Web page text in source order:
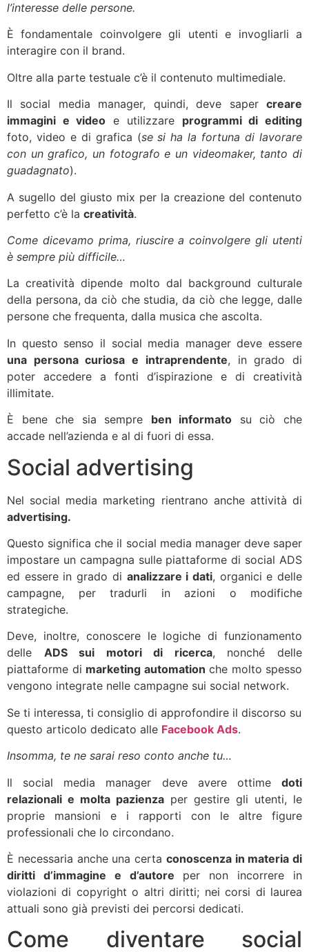
l’interesse delle persone.
È fondamentale coinvolgere gli utenti e invogliarli a
interagire con il brand.
Oltre alla parte testuale c’è il contenuto multimediale.
Il social media manager, quindi, deve saper creare
immagini e video e utilizzare programmi di editing
foto, video e di grafica (se si ha la fortuna di lavorare
con un grafico, un fotografo e un videomaker, tanto di
guadagnato).
A sugello del giusto mix per la creazione del contenuto
perfetto c’è la creatività.
Come dicevamo prima, riuscire a coinvolgere gli utenti
è sempre più difficile…
La creatività dipende molto dal background culturale
della persona, da ciò che studia, da ciò che legge, dalle
persone che frequenta, dalla musica che ascolta.
In questo senso il social media manager deve essere
una persona curiosa e intraprendente, in grado di
poter accedere a fonti d’ispirazione e di creatività
illimitate.
È bene che sia sempre ben informato su ciò che
accade nell’azienda e al di fuori di essa.
Social advertising
Nel social media marketing rientrano anche attività di
advertising.
Questo significa che il social media manager deve saper
impostare un campagna sulle piattaforme di social ADS
ed essere in grado di analizzare i dati, organici e delle
campagne, per tradurli in azioni o modifiche
strategiche.
Deve, inoltre, conoscere le logiche di funzionamento
delle ADS sui motori di ricerca, nonché delle
piattaforme di marketing automation che molto spesso
vengono integrate nelle campagne sui social network.
Se ti interessa, ti consiglio di approfondire il discorso su
questo articolo dedicato alle Facebook Ads.
Insomma, te ne sarai reso conto anche tu…
Il social media manager deve avere ottime doti
relazionali e molta pazienza per gestire gli utenti, le
proprie mansioni e i rapporti con le altre figure
professionali che lo circondano.
È necessaria anche una certa conoscenza in materia di
diritti d’immagine e d’autore per non incorrere in
violazioni di copyright o altri diritti; nei corsi di laurea
attuali sono già previsti dei percorsi dedicati.
Come diventare social